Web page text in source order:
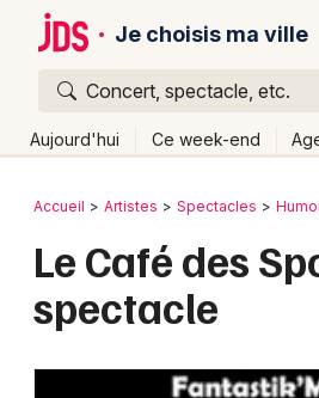
Je choisis ma ville
Concert, spectacle, etc.
Aujourd'hui Ce week-end
Publier un événement
Bordeaux
Colmar
Retour
Accueil Artistes Spectacles
Le Café des
spectacle
Quoi ?
Où ?
Quand ?
Aujourd'hui
Demain